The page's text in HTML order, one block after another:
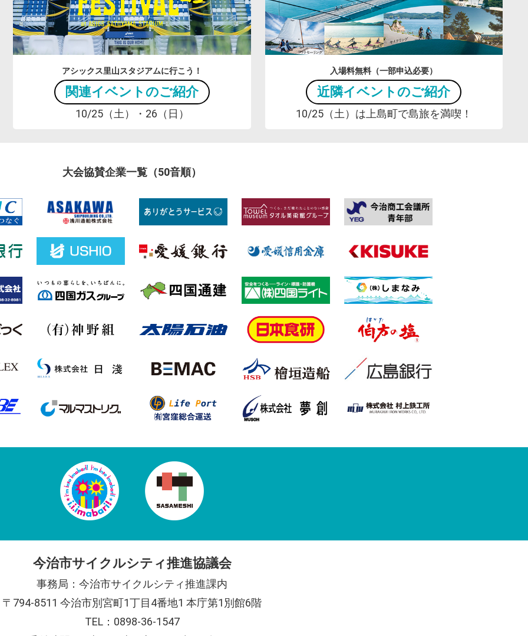
アシックス里山スタジアムに行こう！
関連イベントのご紹介
10/25（土）・26（日）
入場料無料（一部申込必要）
近隣イベントのご紹介
10/25（土）は上島町で島旅を満喫！
大会協賛企業一覧（50音順）
今治市サイクルシティ推進協議会
事務局：今治市サイクルシティ推進課内
〒794-8511 今治市別宮町1丁目4番地1 本庁第1別館6階
TEL：0898-36-1547